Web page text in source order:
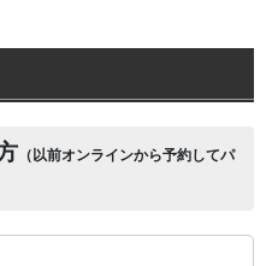
（以前オンラインから予約してパ